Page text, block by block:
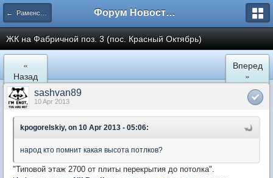
← Раменское Форум Новостройки
ЖК на Фабричной поз. 3 (пос. Красный Октябрь)
«
Назад
Вперед
»
sashvan89
10 Apr 2013
kpogorelskiy, on 10 Apr 2013 - 05:06:
народ кто помнит какая высота потлков?
"Типовой этаж 2700 от плиты перекрытия до потолка".